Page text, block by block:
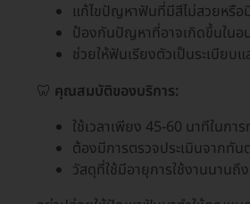
แก้ไขปัญหาฟันที่มีสีไม่สวยหรือ
ป้องกันปัญหาที่อาจเกิดขึ้นในอ
ช่วยให้ฟันเรียงตัวเป็นระเบียบ
🦷 คุณสมบัติของบริการ:
ใช้เวลาเพียง 45-60 นาทีในการ
ต้องมีการตรวจประเมินจากทั
วัสดุที่ใช้มีอายุการใช้งานนาน